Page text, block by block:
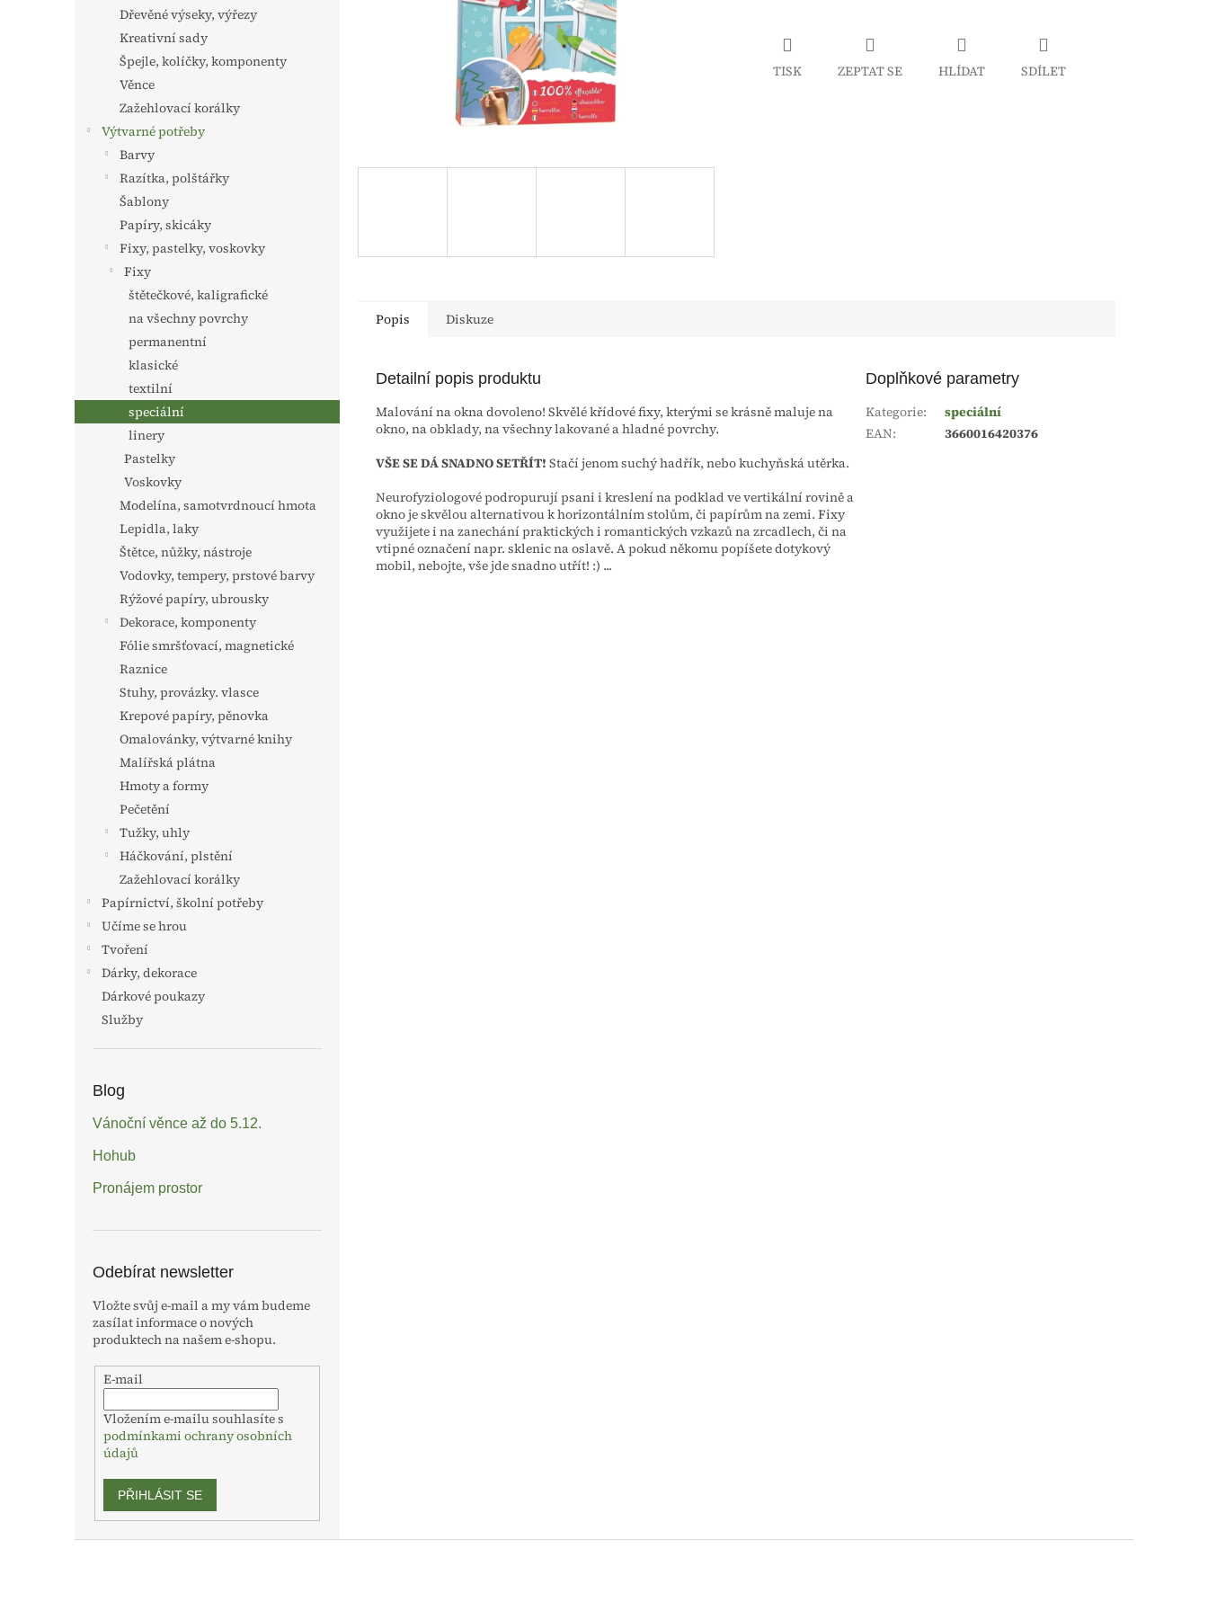
Dřevěné výseky, výřezy
Kreativní sady
Špejle, kolíčky, komponenty
Věnce
Zažehlovací korálky
Výtvarné potřeby
Barvy
Razítka, polštářky
Šablony
Papíry, skicáky
Fixy, pastelky, voskovky
Fixy
štětečkové, kaligrafické
na všechny povrchy
permanentní
klasické
textilní
speciální
linery
Pastelky
Voskovky
Modelína, samotvrdnoucí hmota
Lepidla, laky
Štětce, nůžky, nástroje
Vodovky, tempery, prstové barvy
Rýžové papíry, ubrousky
Dekorace, komponenty
Fólie smršťovací, magnetické
Raznice
Stuhy, provázky. vlasce
Krepové papíry, pěnovka
Omalovánky, výtvarné knihy
Malířská plátna
Hmoty a formy
Pečetění
Tužky, uhly
Háčkování, plstění
Zažehlovací korálky
Papírnictví, školní potřeby
Učíme se hrou
Tvoření
Dárky, dekorace
Dárkové poukazy
Služby
Blog
Vánoční věnce až do 5.12.
Hohub
Pronájem prostor
Odebírat newsletter
Vložte svůj e-mail a my vám budeme
zasílat informace o nových
produktech na našem e-shopu.
E-mail
Vložením e-mailu souhlasíte s
podmínkami ochrany osobních
údajů
PŘIHLÁSIT SE
TISK ZEPTAT SE HLÍDAT SDÍLET
Popis Diskuze
Detailní popis produktu
Malování na okna dovoleno! Skvělé křídové fixy, kterými se krásně maluje na
okno, na obklady, na všechny lakované a hladné povrchy.
VŠE SE DÁ SNADNO SETŘÍT! Stačí jenom suchý hadřík, nebo kuchyňská utěrka.
Neurofyziologové podropurují psani i kreslení na podklad ve vertikální rovině a
okno je skvělou alternativou k horizontálním stolům, či papírům na zemi. Fixy
využijete i na zanechání praktických i romantických vzkazů na zrcadlech, či na
vtipné označení napr. sklenic na oslavě. A pokud někomu popíšete dotykový
mobil, nebojte, vše jde snadno utřít! :) ...
Doplňkové parametry
Kategorie:
speciální
EAN: 3660016420376